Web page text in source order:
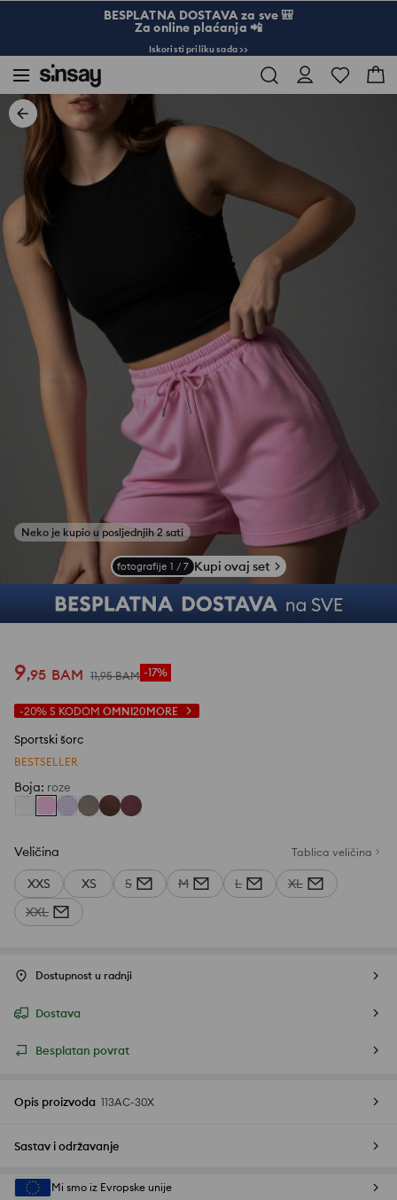
BESPLATNA DOSTAVA za sve 🎒
Za online plaćanja 📲
Iskoristi priliku sada >>
fotografije 1 / 7 Kupi ovaj set
9,95 BAM 11,95 BAM -17%
-20% S KODOM OMNI20MORE
Sportski šorc
BESTSELLER
Boja: roze
Veličina Tablica veličina
XXS XS S M L
XL
XXL
Dostupnost u radnji
Dostava
Besplatan povrat
Opis proizvoda 113AC-30X
Sastav i održavanje
Mi smo iz Evropske unije